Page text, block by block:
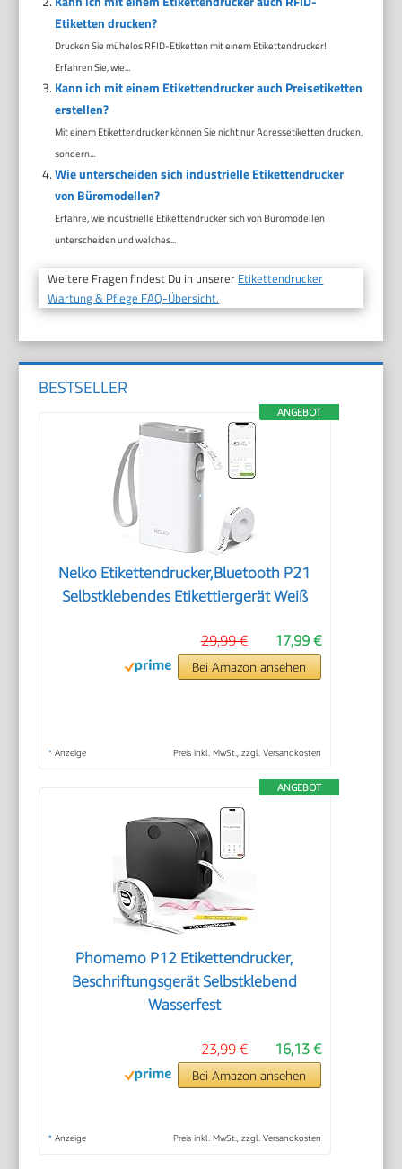
Etiketten drucken?
Drucken Sie mühelos RFID-Etiketten mit einem Etikettendrucker!
Erfahren Sie, wie...
Kann ich mit einem Etikettendrucker auch Preisetiketten
erstellen?
Mit einem Etikettendrucker können Sie nicht nur Adressetiketten drucken,
sondern...
Wie unterscheiden sich industrielle Etikettendrucker
von Büromodellen?
Erfahre, wie industrielle Etikettendrucker sich von Büromodellen
unterscheiden und welches...
Weitere Fragen findest Du in unserer Etikettendrucker
Wartung & Pflege FAQ-Übersicht.
BESTSELLER
ANGEBOT
Nelko Etikettendrucker,Bluetooth P21
Selbstklebendes Etikettiergerät Weiß
17,99 €
29,99 €
Bei Amazon ansehen
* Anzeige Preis inkl. MwSt., zzgl. Versandkosten
ANGEBOT
Phomemo P12 Etikettendrucker,
Beschriftungsgerät Selbstklebend
Wasserfest
16,13 €
23,99 €
Bei Amazon ansehen
* Anzeige Preis inkl. MwSt., zzgl. Versandkosten